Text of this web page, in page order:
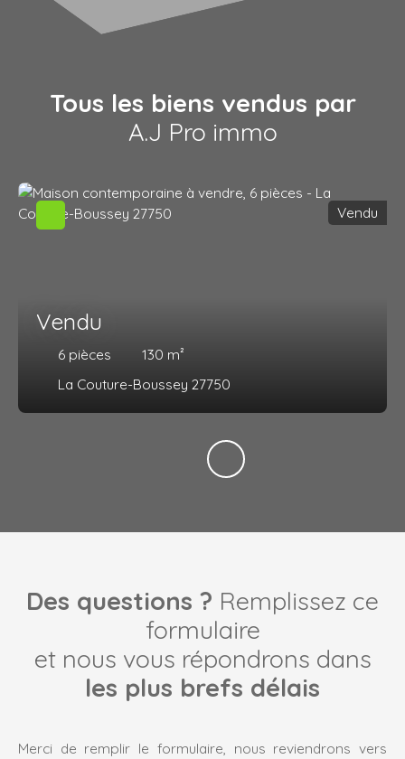
Tous les biens vendus par
A.J Pro immo
Vendu
6 pièces 130 m²
La Couture-Boussey 27750
Vendu
Des questions ? Remplissez ce
formulaire
et nous vous répondrons dans
les plus brefs délais
Merci de remplir le formulaire, nous reviendrons vers